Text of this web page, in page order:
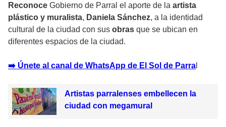
Reconoce Gobierno de Parral el aporte de la artista
plástico y muralista, Daniela Sánchez, a la identidad
cultural de la ciudad con sus obras que se ubican en
diferentes espacios de la ciudad.
➡️ Únete al canal de WhatsApp de El Sol de Parra
Artistas parralenses embellecen la
ciudad con megamural